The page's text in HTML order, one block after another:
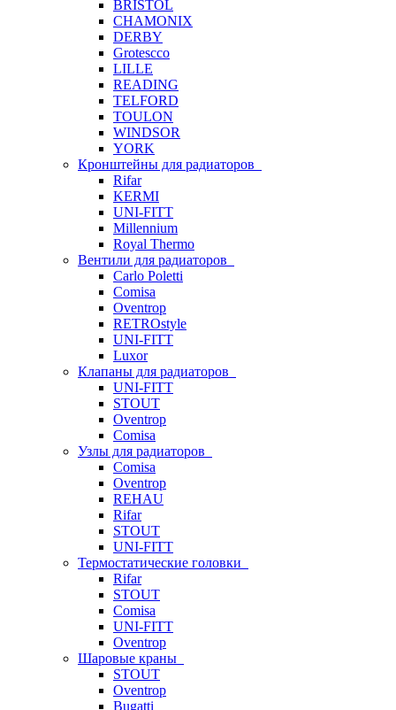
BRISTOL
CHAMONIX
DERBY
Grotescco
LILLE
READING
TELFORD
TOULON
WINDSOR
YORK
Кронштейны для радиаторов
Rifar
KERMI
UNI-FITT
Millennium
Royal Thermo
Вентили для радиаторов
Carlo Poletti
Comisa
Oventrop
RETROstyle
UNI-FITT
Luxor
Клапаны для радиаторов
UNI-FITT
STOUT
Oventrop
Comisa
Узлы для радиаторов
Comisa
Oventrop
REHAU
Rifar
STOUT
UNI-FITT
Термостатические головки
Rifar
STOUT
Comisa
UNI-FITT
Oventrop
Шаровые краны
STOUT
Oventrop
Bugatti